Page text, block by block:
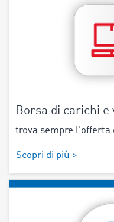
Borsa di carichi e
trova sempre l'offerta
Scopri di più >